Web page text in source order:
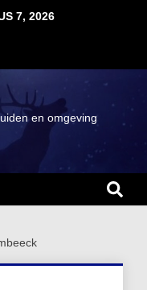
7, 2026
en omgeving